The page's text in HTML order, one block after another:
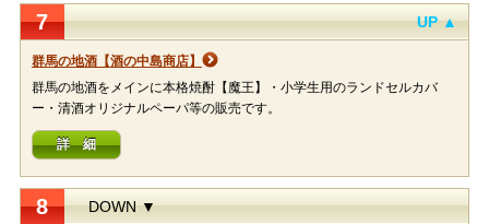
7 UP ▲
群馬の地酒【酒の中島商店】
群馬の地酒をメインに本格焼酎【魔王】・小学生用のランドセルカバ
ー・清酒オリジナルペーパ等の販売です。
詳 細
8 DOWN ▼